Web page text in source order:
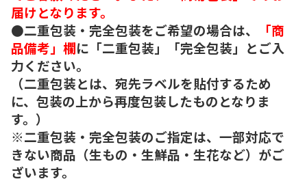
届けとなります。
●二重包装・完全包装をご希望の場合は、
「商
品備考」欄に「二重包装」「完全包装」とご入
力ください。
（二重包装とは、宛先ラベルを貼付するため
に、包装の上から再度包装したものとなりま
す。）
※二重包装・完全包装のご指定は、一部対応で
きない商品（生もの・生鮮品・生花など）がご
ざいます。